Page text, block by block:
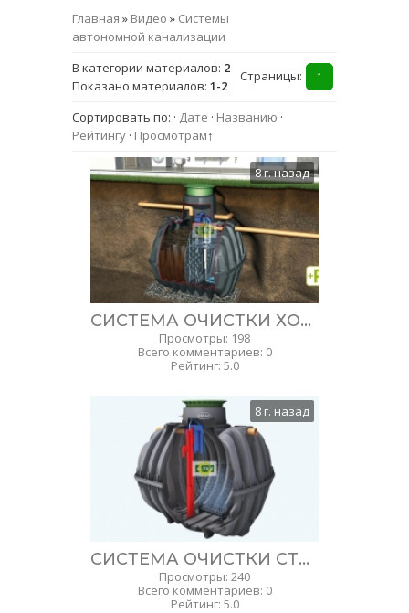
Главная » Видео » Системы
автономной канализации
В категории материалов: 2
Показано материалов: 1-2
Страницы: 1
Сортировать по: · Дате · Названию ·
Рейтингу · Просмотрам↑
8 г. назад
СИСТЕМА ОЧИСТКИ ХОЗЯЙСТВЕННО-БЫТОВЫХ СТОКОВ «KLARO EASY» (ГЕРМАНИЯ)
Просмотры: 198
Всего комментариев: 0
Рейтинг: 5.0
8 г. назад
СИСТЕМА ОЧИСТКИ СТОЧНЫХ ВОД ONE2CLEAN ПРОИЗВОДСТВО GRAF ГЕРМАНИЯ.
Просмотры: 240
Всего комментариев: 0
Рейтинг: 5.0